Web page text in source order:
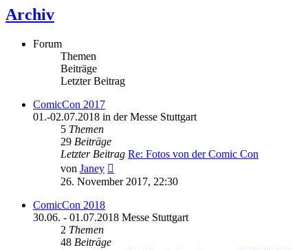
Archiv
Forum
Themen
Beiträge
Letzter Beitrag
ComicCon 2017
01.-02.07.2018 in der Messe Stuttgart
5 Themen
29 Beiträge
Letzter Beitrag Re: Fotos von der Comic Con
von Janey
Beitrag
26. November 2017, 22:30
ComicCon 2018
30.06. - 01.07.2018 Messe Stuttgart
2 Themen
48 Beiträge